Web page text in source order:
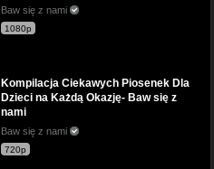
Baw się z nami
1080p
Kompilacja Ciekawych Piosenek Dla
Dzieci na Każdą Okazję- Baw się z
nami
Baw się z nami
720p